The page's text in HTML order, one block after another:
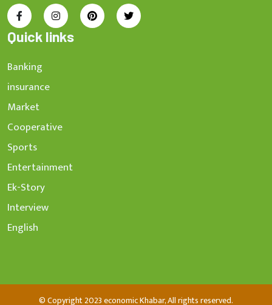
Quick links
Banking
insurance
Market
Cooperative
Sports
Entertainment
Ek-Story
Interview
English
© Copyright 2023 economic Khabar, All rights reserved.